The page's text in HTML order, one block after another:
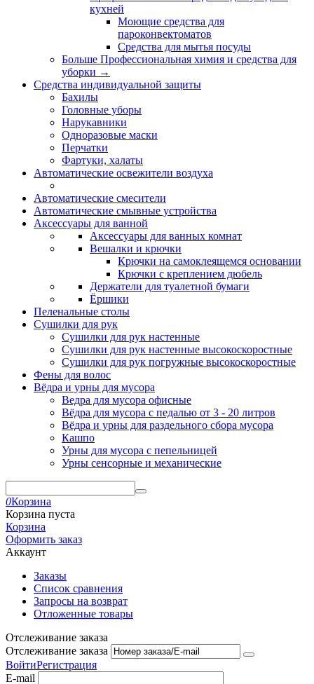
кухней
Моющие средства для
пароконвектоматов
Средства для мытья посуды
Больше Профессиональная химия и средства для
уборки →
Средства индивидуальной защиты
Бахилы
Головные уборы
Нарукавники
Одноразовые маски
Перчатки
Фартуки, халаты
Автоматические освежители воздуха
Автоматические смесители
Автоматические смывные устройства
Аксессуары для ванной
Аксессуары для ванных комнат
Вешалки и крючки
Крючки на самоклеящемся основании
Крючки с креплением дюбель
Держатели для туалетной бумаги
Ёршики
Пеленальные столы
Сушилки для рук
Сушилки для рук настенные
Сушилки для рук настенные высокоскоростные
Сушилки для рук погружные высокоскоростные
Фены для волос
Вёдра и урны для мусора
Ведра для мусора офисные
Вёдра для мусора с педалью от 3 - 20 литров
Вёдра и урны для раздельного сбора мусора
Кашпо
Урны для мусора с пепельницей
Урны сенсорные и механические
0Корзина
Корзина пуста
Корзина
Оформить заказ
Аккаунт
Заказы
Список сравнения
Запросы на возврат
Отложенные товары
Отслеживание заказа
Отслеживание заказа
ВойтиРегистрация
E-mail